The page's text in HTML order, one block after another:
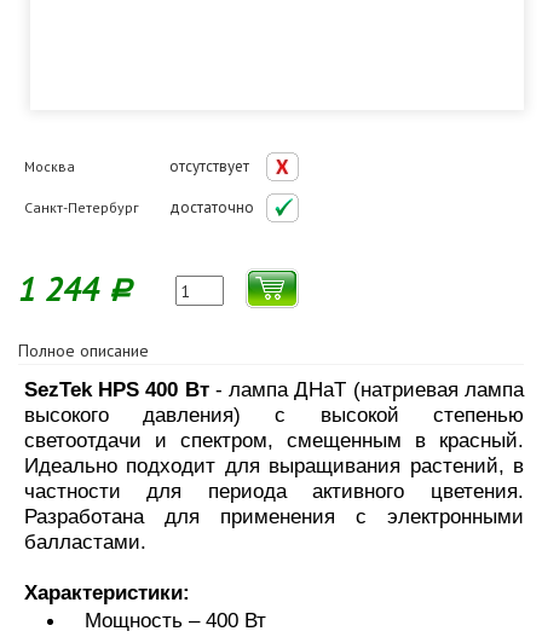
Москва отсутствует
Санкт-Петербург достаточно
1 244 Р
Полное описание
SezTek HPS 400 Вт- лампа ДНаТ (натриевая лампа
высокого давления) с высокой степенью
светоотдачи и спектром, смещенным в красный.
Идеально подходит для выращивания растений, в
частности для периода активного цветения.
Разработана для применения с электронными
балластами.
Характеристики:
Мощность – 400 Вт